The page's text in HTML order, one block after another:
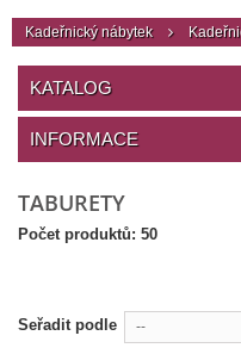
Kadeřnický nábytek
KATALOG
INFORMACE
TABURETY
Počet produktů: 50
Seřadit podle --